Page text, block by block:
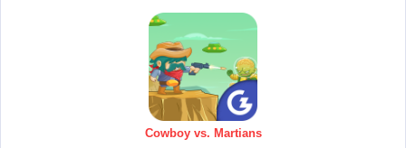
Cowboy vs. Martians